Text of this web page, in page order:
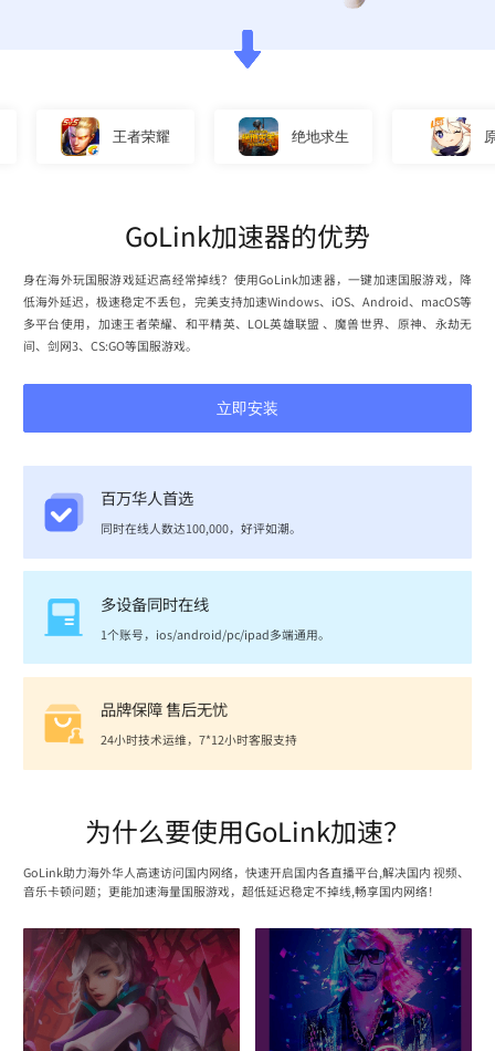
王者荣耀 绝地求生 原神
GoLink加速器的优势
身在海外玩国服游戏延迟高经常掉线？使用GoLink加速器，一键加速国服游戏，降
低海外延迟，极速稳定不丢包，完美支持加速Windows、iOS、Android、macOS等
多平台使用，加速王者荣耀、和平精英、LOL英雄联盟 、魔兽世界、原神、永劫无
间、剑网3、CS:GO等国服游戏。
立即安装
百万华人首选
同时在线人数达100,000，好评如潮。
多设备同时在线
1个账号，ios/android/pc/ipad多端通用。
品牌保障 售后无忧
24小时技术运维，7*12小时客服支持
为什么要使用GoLink加速？
GoLink助力海外华人高速访问国内网络，快速开启国内各直播平台,解决国内 视频、
音乐卡顿问题；更能加速海量国服游戏，超低延迟稳定不掉线,畅享国内网络！